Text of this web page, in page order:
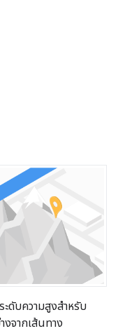
ดับความสูงสําหรับ
จากเส้นทาง